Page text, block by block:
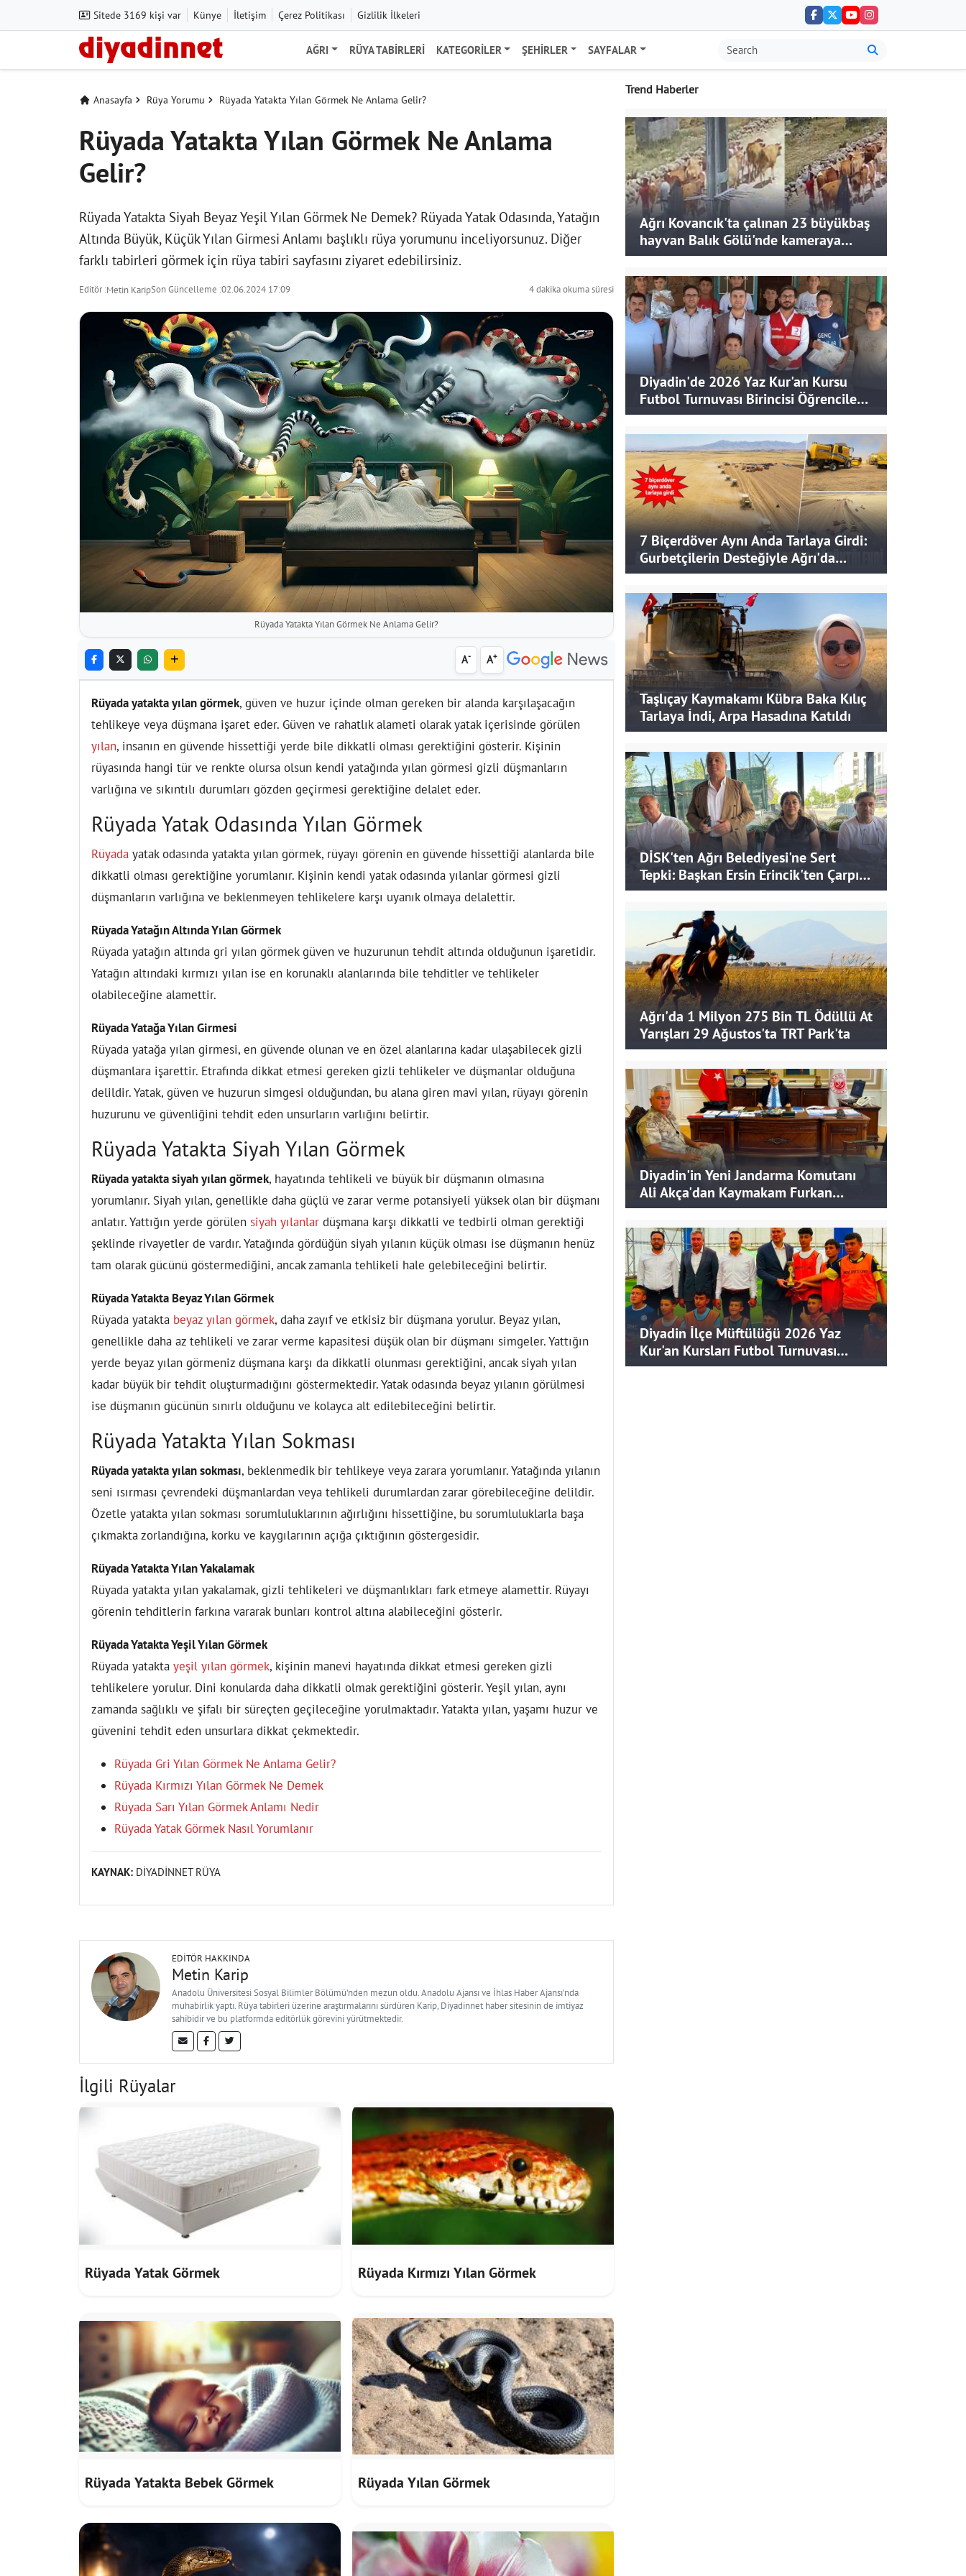
Sitede 3169 kişi var Künye İletişim Çerez Politikası Gizlilik İlkeleri
AĞRI RÜYA TABIRLERI KATEGORILER ŞEHIRLER SAYFALAR
Anasayfa Rüya Yorumu Rüyada Yatakta Yılan Görmek Ne Anlama Gelir?
Rüyada Yatakta Yılan Görmek Ne Anlama
Gelir?
Rüyada Yatakta Siyah Beyaz Yeşil Yılan Görmek Ne Demek? Rüyada Yatak Odasında, Yatağın
Altında Büyük, Küçük Yılan Girmesi Anlamı başlıklı rüya yorumunu inceliyorsunuz. Diğer
farklı tabirleri görmek için rüya tabiri sayfasını ziyaret edebilirsiniz.
Editör :Metin KaripSon Güncelleme :02.06.2024 17:09 4 dakika okuma süresi
Rüyada Yatakta Yılan Görmek Ne Anlama Gelir?
A- A+
Rüyada yatakta yılan görmek, güven ve huzur içinde olman gereken bir alanda karşılaşacağın
tehlikeye veya düşmana işaret eder. Güven ve rahatlık alameti olarak yatak içerisinde görülen
yılan, insanın en güvende hissettiği yerde bile dikkatli olması gerektiğini gösterir. Kişinin
rüyasında hangi tür ve renkte olursa olsun kendi yatağında yılan görmesi gizli düşmanların
varlığına ve sıkıntılı durumları gözden geçirmesi gerektiğine delalet eder.
Rüyada Yatak Odasında Yılan Görmek
Rüyada yatak odasında yatakta yılan görmek, rüyayı görenin en güvende hissettiği alanlarda bile
dikkatli olması gerektiğine yorumlanır. Kişinin kendi yatak odasında yılanlar görmesi gizli
düşmanların varlığına ve beklenmeyen tehlikelere karşı uyanık olmaya delalettir.
Rüyada Yatağın Altında Yılan Görmek
Rüyada yatağın altında gri yılan görmek güven ve huzurunun tehdit altında olduğunun işaretidir.
Yatağın altındaki kırmızı yılan ise en korunaklı alanlarında bile tehditler ve tehlikeler
olabileceğine alamettir.
Rüyada Yatağa Yılan Girmesi
Rüyada yatağa yılan girmesi, en güvende olunan ve en özel alanlarına kadar ulaşabilecek gizli
düşmanlara işarettir. Etrafında dikkat etmesi gereken gizli tehlikeler ve düşmanlar olduğuna
delildir. Yatak, güven ve huzurun simgesi olduğundan, bu alana giren mavi yılan, rüyayı görenin
huzurunu ve güvenliğini tehdit eden unsurların varlığını belirtir.
Rüyada Yatakta Siyah Yılan Görmek
Rüyada yatakta siyah yılan görmek, hayatında tehlikeli ve büyük bir düşmanın olmasına
yorumlanır. Siyah yılan, genellikle daha güçlü ve zarar verme potansiyeli yüksek olan bir düşmanı
anlatır. Yattığın yerde görülen siyah yılanlar düşmana karşı dikkatli ve tedbirli olman gerektiği
şeklinde rivayetler de vardır. Yatağında gördüğün siyah yılanın küçük olması ise düşmanın henüz
tam olarak gücünü göstermediğini, ancak zamanla tehlikeli hale gelebileceğini belirtir.
Rüyada Yatakta Beyaz Yılan Görmek
Rüyada yatakta beyaz yılan görmek, daha zayıf ve etkisiz bir düşmana yorulur. Beyaz yılan,
genellikle daha az tehlikeli ve zarar verme kapasitesi düşük olan bir düşmanı simgeler. Yattığın
yerde beyaz yılan görmeniz düşmana karşı da dikkatli olunması gerektiğini, ancak siyah yılan
kadar büyük bir tehdit oluşturmadığını göstermektedir. Yatak odasında beyaz yılanın görülmesi
ise düşmanın gücünün sınırlı olduğunu ve kolayca alt edilebileceğini belirtir.
Rüyada Yatakta Yılan Sokması
Rüyada yatakta yılan sokması, beklenmedik bir tehlikeye veya zarara yorumlanır. Yatağında yılanın
seni ısırması çevrendeki düşmanlardan veya tehlikeli durumlardan zarar görebileceğine delildir.
Özetle yatakta yılan sokması sorumluluklarının ağırlığını hissettiğine, bu sorumluluklarla başa
çıkmakta zorlandığına, korku ve kaygılarının açığa çıktığının göstergesidir.
Rüyada Yatakta Yılan Yakalamak
Rüyada yatakta yılan yakalamak, gizli tehlikeleri ve düşmanlıkları fark etmeye alamettir. Rüyayı
görenin tehditlerin farkına vararak bunları kontrol altına alabileceğini gösterir.
Rüyada Yatakta Yeşil Yılan Görmek
Rüyada yatakta yeşil yılan görmek, kişinin manevi hayatında dikkat etmesi gereken gizli
tehlikelere yorulur. Dini konularda daha dikkatli olmak gerektiğini gösterir. Yeşil yılan, aynı
zamanda sağlıklı ve şifalı bir süreçten geçileceğine yorulmaktadır. Yatakta yılan, yaşamı huzur ve
güvenini tehdit eden unsurlara dikkat çekmektedir.
Rüyada Gri Yılan Görmek Ne Anlama Gelir?
Rüyada Kırmızı Yılan Görmek Ne Demek
Rüyada Sarı Yılan Görmek Anlamı Nedir
Rüyada Yatak Görmek Nasıl Yorumlanır
KAYNAK: DİYADİNNET RÜYA
EDITÖR HAKKINDA
Metin Karip
Anadolu Üniversitesi Sosyal Bilimler Bölümü'nden mezun oldu. Anadolu Ajansı ve İhlas Haber Ajansı'nda
muhabirlik yaptı. Rüya tabirleri üzerine araştırmalarını sürdüren Karip, Diyadinnet haber sitesinin de imtiyaz
sahibidir ve bu platformda editörlük görevini yürütmektedir.
İlgili Rüyalar
Rüyada Yatak Görmek Rüyada Kırmızı Yılan Görmek
Rüyada Yatakta Bebek Görmek Rüyada Yılan Görmek
Trend Haberler
Ağrı Kovancık'ta çalınan 23 büyükbaş
hayvan Balık Gölü'nde kameraya
takıldı
Diyadin'de 2026 Yaz Kur'an Kursu
Futbol Turnuvası Birincisi Öğrencilere
Hediye
7 Biçerdöver Aynı Anda Tarlaya Girdi:
Gurbetçilerin Desteğiyle Ağrı'da
Bereketli Hasat
Taşlıçay Kaymakamı Kübra Baka Kılıç
Tarlaya İndi, Arpa Hasadına Katıldı
DİSK'ten Ağrı Belediyesi'ne Sert
Tepki: Başkan Ersin Erincik'ten Çarpıcı
İddialar
Ağrı'da 1 Milyon 275 Bin TL Ödüllü At
Yarışları 29 Ağustos'ta TRT Park'ta
Diyadin'in Yeni Jandarma Komutanı
Ali Akça'dan Kaymakam Furkan
Korkusuz'a Ziyaret
Diyadin İlçe Müftülüğü 2026 Yaz
Kur'an Kursları Futbol Turnuvası
Tamamlandı